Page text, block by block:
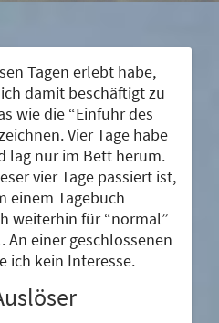
Tagen erlebt habe,
damit beschäftigt zu
wie die “Einfuhr des
Vier Tage habe
lag nur im Bett herum.
vier Tage passiert ist,
einem Tagebuch
weiterhin für “normal”
einer geschlossenen
ich kein Interesse.